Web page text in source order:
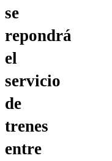
se
repondrá
el
servicio
de
trenes
entre